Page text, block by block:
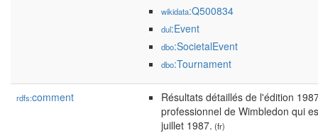
wikidata:Q500834
dul:Event
dbo:SocietalEvent
dbo:Tournament
rdfs:comment
Résultats détaillés de l'édition
professionnel de Wimbledon qui
juillet 1987. (fr)